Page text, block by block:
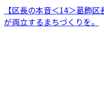
【区長の本音＜14＞葛飾
が両立するまちづくりを。